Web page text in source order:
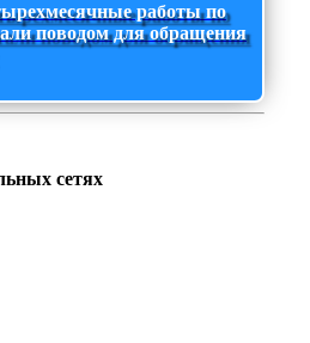
работы по
поводом для обращения
сетях